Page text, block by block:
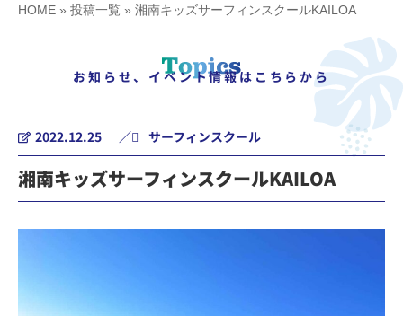
HOME » 投稿一覧 » 湘南キッズサーフィンスクールKAILOA
お知らせ、イベント情報はこちらから
2022.12.25 ／ サーフィンスクール
湘南キッズサーフィンスクールKAILOA